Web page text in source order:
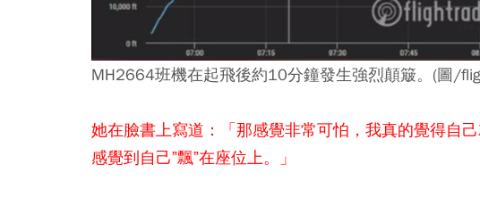
MH2664班機在起飛後約10分鐘發生強烈顛簸。(圖/
她在臉書上寫道：「那感覺非常可怕，我真的覺得自
感覺到自己”飄”在座位上。」